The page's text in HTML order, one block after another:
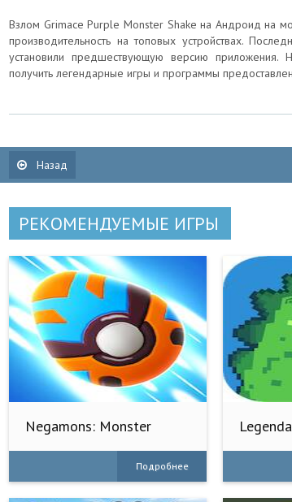
Взлом Grimace Purple Monster Shake на Андроид на
производительность на топовых устройствах.
установили предшествующую версию приложения.
получить легендарные игры и программы
Назад
РЕКОМЕНДУЕМЫЕ ИГРЫ
Negamons: Monster
Trainer
Подробнее